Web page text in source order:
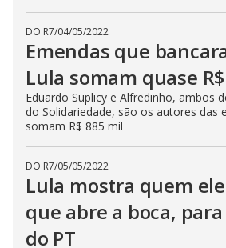
DO R7/04/05/2022
Emendas que
Lula somam quase
Eduardo Suplicy e Alfredinho, ambos
do Solidariedade, são os autores das
somam R$ 885 mil
DO R7/05/05/2022
Lula mostra quem
que abre a boca,
do PT